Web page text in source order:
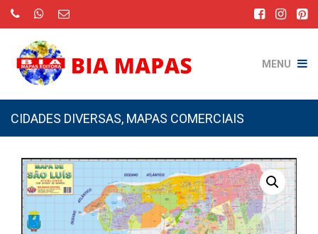
MENU
CIDADES DIVERSAS, MAPAS COMERCIAIS